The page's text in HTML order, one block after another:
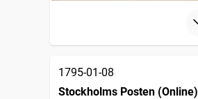
1795-01-08
Stockholms Posten (Online)